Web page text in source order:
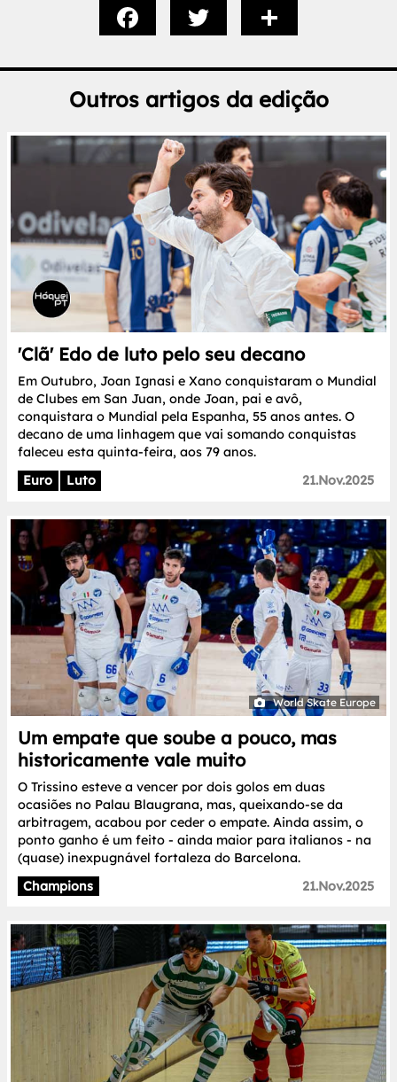
Outros artigos da edição
'Clã' Edo de luto pelo seu decano
Em Outubro, Joan Ignasi e Xano conquistaram o Mundial
de Clubes em San Juan, onde Joan, pai e avô,
conquistara o Mundial pela Espanha, 55 anos antes. O
decano de uma linhagem que vai somando conquistas
faleceu esta quinta-feira, aos 79 anos.
Euro
Luto 21.Nov.2025
World Skate Europe
Um empate que soube a pouco, mas
historicamente vale muito
O Trissino esteve a vencer por dois golos em duas
ocasiões no Palau Blaugrana, mas, queixando-se da
arbitragem, acabou por ceder o empate. Ainda assim, o
ponto ganho é um feito - ainda maior para italianos - na
(quase) inexpugnável fortaleza do Barcelona.
Champions
21.Nov.2025